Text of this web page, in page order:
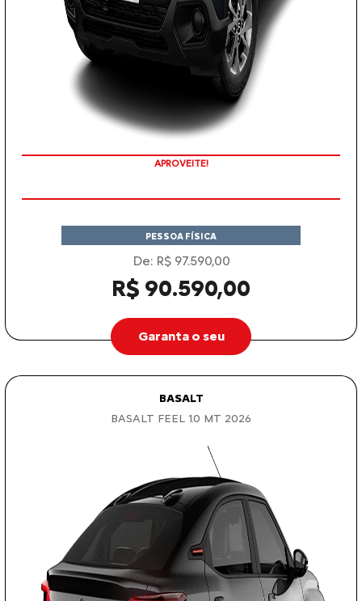
COM SEU USADO NA TROCA
PESSOA FÍSICA
De: R$ 97.590,00
R$ 90.590,00
Garanta o seu
BASALT
BASALT FEEL 1.0 MT 2026